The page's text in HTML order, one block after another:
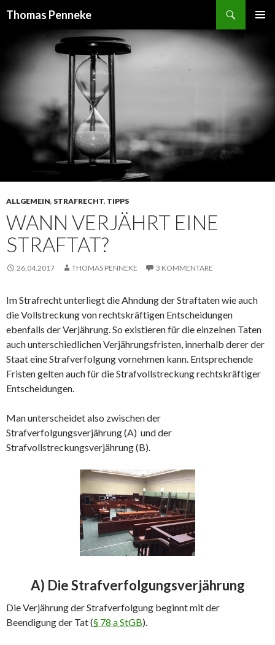
Thomas Penneke
INHALT
ALLGEMEIN, STRAFRECHT, TIPPS
WANN VERJÄHRT EINE
STRAFTAT?
26.04.2017 THOMAS PENNEKE 3 KOMMENTARE
Im Strafrecht unterliegt die Ahndung der Straftaten wie auch
die Vollstreckung von rechtskräftigen Entscheidungen
ebenfalls der Verjährung. So existieren für die einzelnen Taten
auch unterschiedlichen Verjährungsfristen, innerhalb derer der
Staat eine Strafverfolgung vornehmen kann. Entsprechende
Fristen gelten auch für die Strafvollstreckung rechtskräftiger
Entscheidungen.
Man unterscheidet also zwischen der
Strafverfolgungsverjährung (A) und der
Strafvollstreckungsverjährung (B).
A) Die Strafverfolgungsverjährung
Die Verjährung der Strafverfolgung beginnt mit der
Beendigung der Tat (§ 78 a StGB).